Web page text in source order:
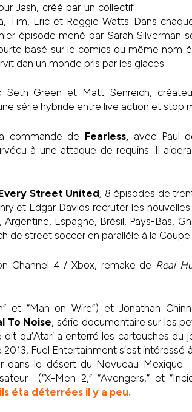
Jash, créé par un collectif
Tim, Eric et Reggie Watts. Dans
épisode mené par Sarah Silverman
basé sur le comics du même nom
dan un monde pris par les glaces.
Seth Green et Matt Senreich,
série hybride entre live action et stop
commande de Fearless, avec Paul
à une attaque de requins. Il
Street United, 8 épisodes de
et Edgar Davids recruter les
Espagne, Brésil, Pays-Bas,
de street soccer en parallèle à la
Channel 4 / Xbox, remake de Real
et “Man on Wire”) et Jonathan
To Noise, série documentaire sur les
qu’Atari a enterré les cartouches du
Fuel Entertainment s’est intéressé
dans le désert du Novueau Mexique.
(“X-Men 2,” “Avengers,” et
éta déterrées il y a peu.